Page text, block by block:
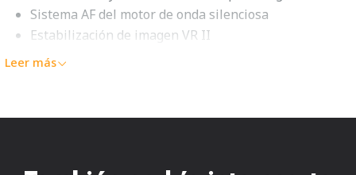
Sistema AF del motor de onda silenciosa
Estabilización de imagen VR II
Diafragma redondeado de 9 hojas
S NIKKOR 24-120mm f/4G ED VR
Leer más